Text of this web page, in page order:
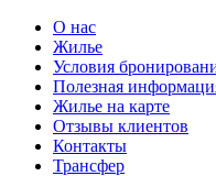
О нас
Жилье
Условия
Полезная
Жилье на карте
Отзывы клиентов
Контакты
Трансфер